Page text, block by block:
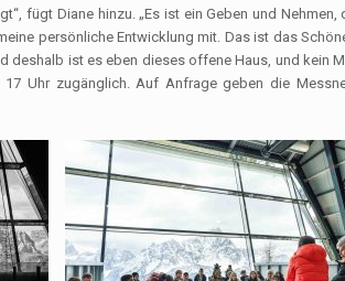
fügt Diane hinzu. „Es ist ein Geben und Nehmen,
persönliche Entwicklung mit. Das ist das
ist es eben dieses offene Haus, und kein
Uhr zugänglich. Auf Anfrage geben die